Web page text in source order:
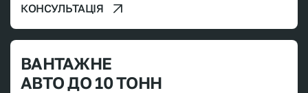
КОНСУЛЬТАЦІЯ
ВАНТАЖНЕ
АВТО ДО 10 ТОНН